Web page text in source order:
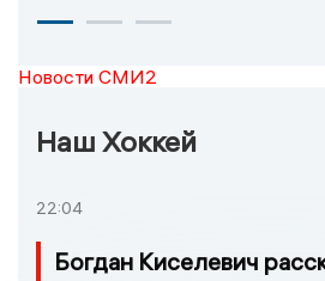
Новости СМИ2
Наш Хоккей
22:04
Богдан Киселевич